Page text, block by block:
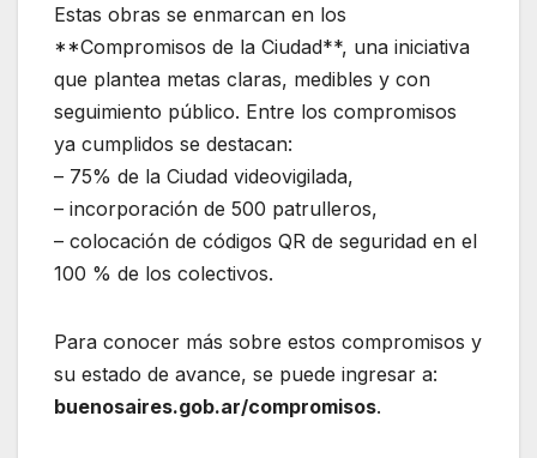
Estas obras se enmarcan en los
**Compromisos de la Ciudad**, una iniciativa
que plantea metas claras, medibles y con
seguimiento público. Entre los compromisos
ya cumplidos se destacan:
– 75% de la Ciudad videovigilada,
– incorporación de 500 patrulleros,
– colocación de códigos QR de seguridad en el
100 % de los colectivos.
Para conocer más sobre estos compromisos y
su estado de avance, se puede ingresar a:
buenosaires.gob.ar/compromisos.